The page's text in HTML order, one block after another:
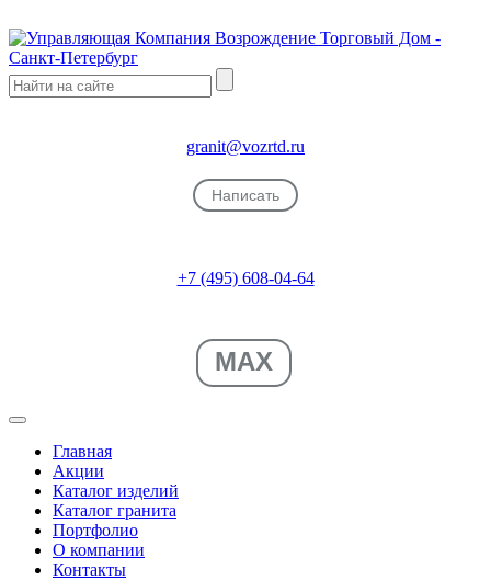
MAX
granit@vozrtd.ru
Написать
+7 (495) 608-04-64
Главная
Акции
Каталог изделий
Каталог гранита
Портфолио
О компании
Контакты